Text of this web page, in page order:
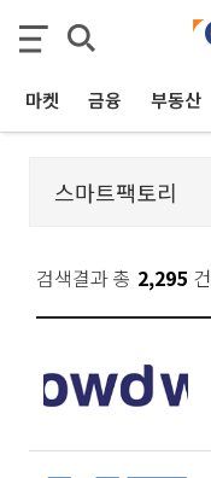
마켓 금융 부동산
검색결과 총 2,295 건